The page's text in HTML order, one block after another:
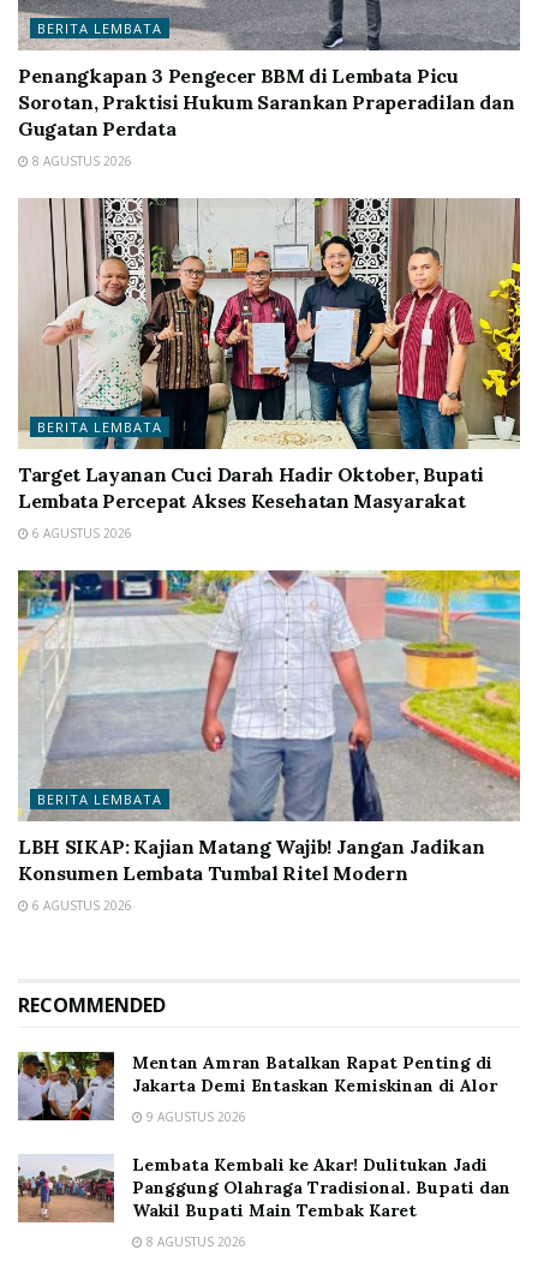
BERITA LEMBATA
Penangkapan 3 Pengecer BBM di Lembata Picu
Sorotan, Praktisi Hukum Sarankan Praperadilan dan
Gugatan Perdata
8 AGUSTUS 2026
BERITA LEMBATA
Target Layanan Cuci Darah Hadir Oktober, Bupati
Lembata Percepat Akses Kesehatan Masyarakat
6 AGUSTUS 2026
BERITA LEMBATA
LBH SIKAP: Kajian Matang Wajib! Jangan Jadikan
Konsumen Lembata Tumbal Ritel Modern
6 AGUSTUS 2026
RECOMMENDED
Mentan Amran Batalkan Rapat Penting di
Jakarta Demi Entaskan Kemiskinan di Alor
9 AGUSTUS 2026
Lembata Kembali ke Akar! Dulitukan Jadi
Panggung Olahraga Tradisional. Bupati dan
Wakil Bupati Main Tembak Karet
8 AGUSTUS 2026